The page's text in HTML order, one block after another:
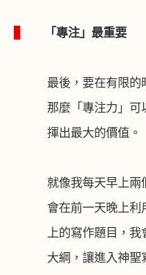
「專注」最重要
最後，要在有限的
那麼「專注力」
揮出最大的價值。
就像我每天早上
會在前一天晚上
上的寫作題目，
大綱，讓進入神聖